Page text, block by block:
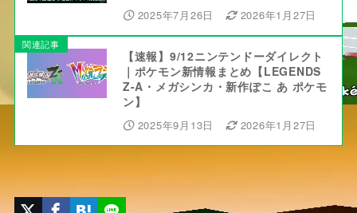
2025年7月26日 2026年1月27日
関連記事
【速報】9/12ニンテンドーダイレクト
｜ポケモン新情報まとめ【LEGENDS
Z-A・メガシンカ・新作ぽこ あ ポケモ
ン】
2025年9月13日 2026年1月27日